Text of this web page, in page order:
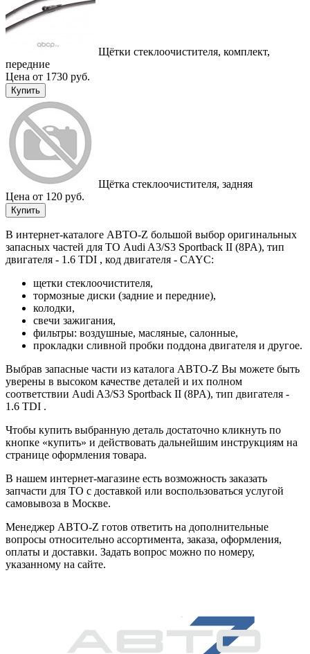
Щётки стеклоочистителя, комплект,
передние
Цена от 1730 руб.
Купить
Щётка стеклоочистителя, задняя
Цена от 120 руб.
Купить
В интернет-каталоге АВТО-Z большой выбор оригинальных
запасных частей для ТО Audi A3/S3 Sportback II (8PA), тип
двигателя - 1.6 TDI , код двигателя - CAYC:
щетки стеклоочистителя,
тормозные диски (задние и передние),
колодки,
свечи зажигания,
фильтры: воздушные, масляные, салонные,
прокладки сливной пробки поддона двигателя и другое.
Выбрав запасные части из каталога АВТО-Z Вы можете быть
уверены в высоком качестве деталей и их полном
соответствии Audi A3/S3 Sportback II (8PA), тип двигателя -
1.6 TDI .
Чтобы купить выбранную деталь достаточно кликнуть по
кнопке «купить» и действовать дальнейшим инструкциям на
странице оформления товара.
В нашем интернет-магазине есть возможность заказать
запчасти для ТО с доставкой или воспользоваться услугой
самовывоза в Москве.
Менеджер АВТО-Z готов ответить на дополнительные
вопросы относительно ассортимента, заказа, оформления,
оплаты и доставки. Задать вопрос можно по номеру,
указанному на сайте.